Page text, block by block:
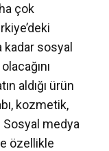
çok
kadar sosyal
aldığı ürün
kozmetik,
Sosyal medya
özellikle